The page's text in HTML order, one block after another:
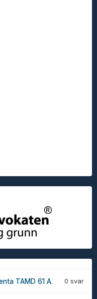
0 svar
TAMD 61 A.